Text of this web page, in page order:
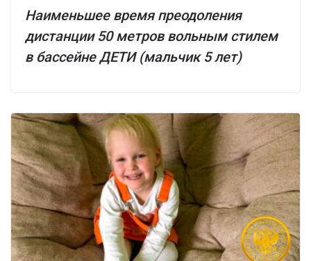
Наименьшее время преодоления
дистанции 50 метров вольным стилем
в бассейне ДЕТИ (мальчик 5 лет)